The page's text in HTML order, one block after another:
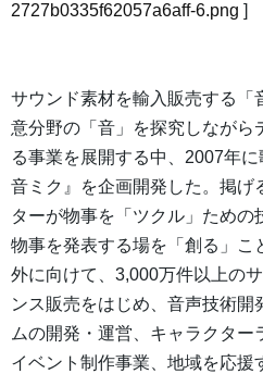
2727b0335f62057a6aff-6.png ]
サウンド素材を輸入販売する「
意分野の「音」を探究しながら
る事業を展開する中、2007年
音ミク』を企画開発した。掲げ
ターが物事を「ツクル」ための
物事を発表する場を「創る」こ
外に向けて、3,000万件以上の
ンス販売をはじめ、音声技術開
ムの開発・運営、キャラクター
イベント制作事業、地域を応援